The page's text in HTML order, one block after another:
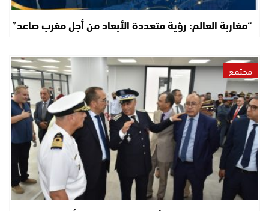
“مغاربة العالم: رؤية متعددة الأبعاد من أجل مغرب صاعد”
مجتمع